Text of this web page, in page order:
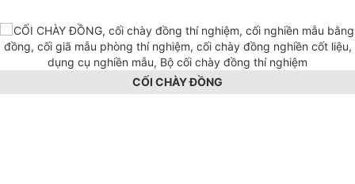
CỐI CHÀY ĐỒNG